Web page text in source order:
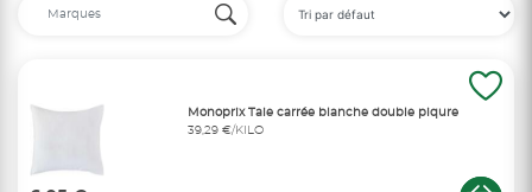
Monoprix Taie carrée blanche double piqure
39,29 €/KILO